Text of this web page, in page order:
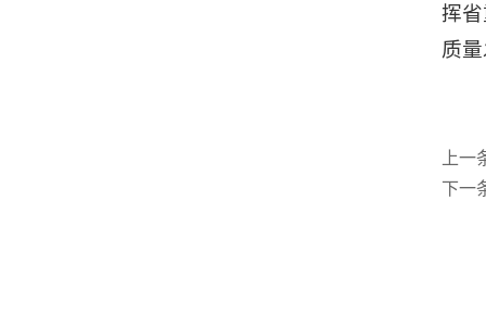
挥
质
上一
下一